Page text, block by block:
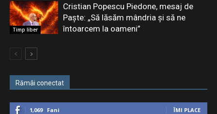
Timp liber
Cristian Popescu Piedone, mesaj de
Paște: „Să lăsăm mândria și să ne
întoarcem la oameni”
Rămâi conectat
1,069 Fani ÎMI PLACE